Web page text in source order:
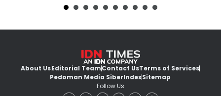
About UsEditorial TeamContact UsTerms of Services
Pedoman Media SiberIndexSitemap
Follow Us